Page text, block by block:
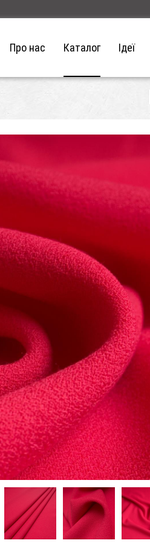
Про нас Каталог Ідеї